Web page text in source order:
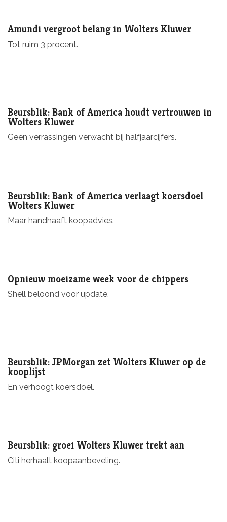
Amundi vergroot belang in Wolters Kluwer
Tot ruim 3 procent.
Beursblik: Bank of America houdt vertrouwen in
Wolters Kluwer
Geen verrassingen verwacht bij halfjaarcijfers.
Beursblik: Bank of America verlaagt koersdoel
Wolters Kluwer
Maar handhaaft koopadvies.
Opnieuw moeizame week voor de chippers
Shell beloond voor update.
Beursblik: JPMorgan zet Wolters Kluwer op de
kooplijst
En verhoogt koersdoel.
Beursblik: groei Wolters Kluwer trekt aan
Citi herhaalt koopaanbeveling.